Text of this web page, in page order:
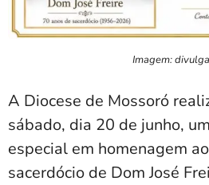
Imagem:
A Diocese de Mossoró
sábado, dia 20 de junho,
especial em homenagem
sacerdócio de Dom José